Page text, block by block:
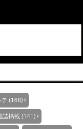
テ (168)
誌掲載 (141)